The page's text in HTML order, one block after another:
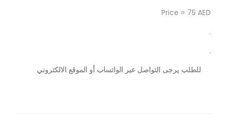
.
.
للطلب يرجى التواصل عبر الواتساب أو الموقع الالكتروني